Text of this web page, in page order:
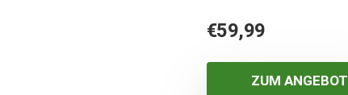
€59,99
ZUM ANGEBOT